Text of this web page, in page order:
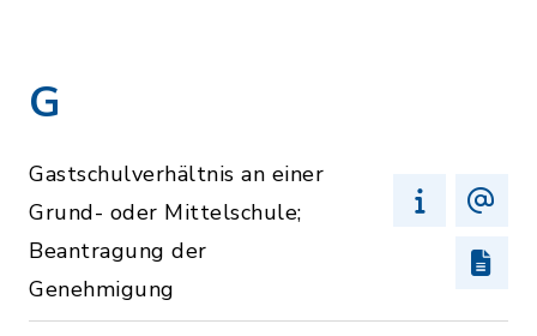
G
Gastschulverhältnis an einer
Grund- oder Mittelschule;
Beantragung der
Genehmigung